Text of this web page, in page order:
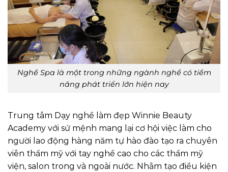
Nghề Spa là một trong những ngành nghề có tiềm
năng phát triển lớn hiện nay
Trung tâm Dạy nghề làm đẹp Winnie Beauty
Academy với sứ mệnh mang lại cơ hội việc làm cho
người lao động hàng năm tự hào đào tạo ra chuyên
viên thẩm mỹ với tay nghề cao cho các thẩm mỹ
viện, salon trong và ngoài nước. Nhằm tạo điều kiện